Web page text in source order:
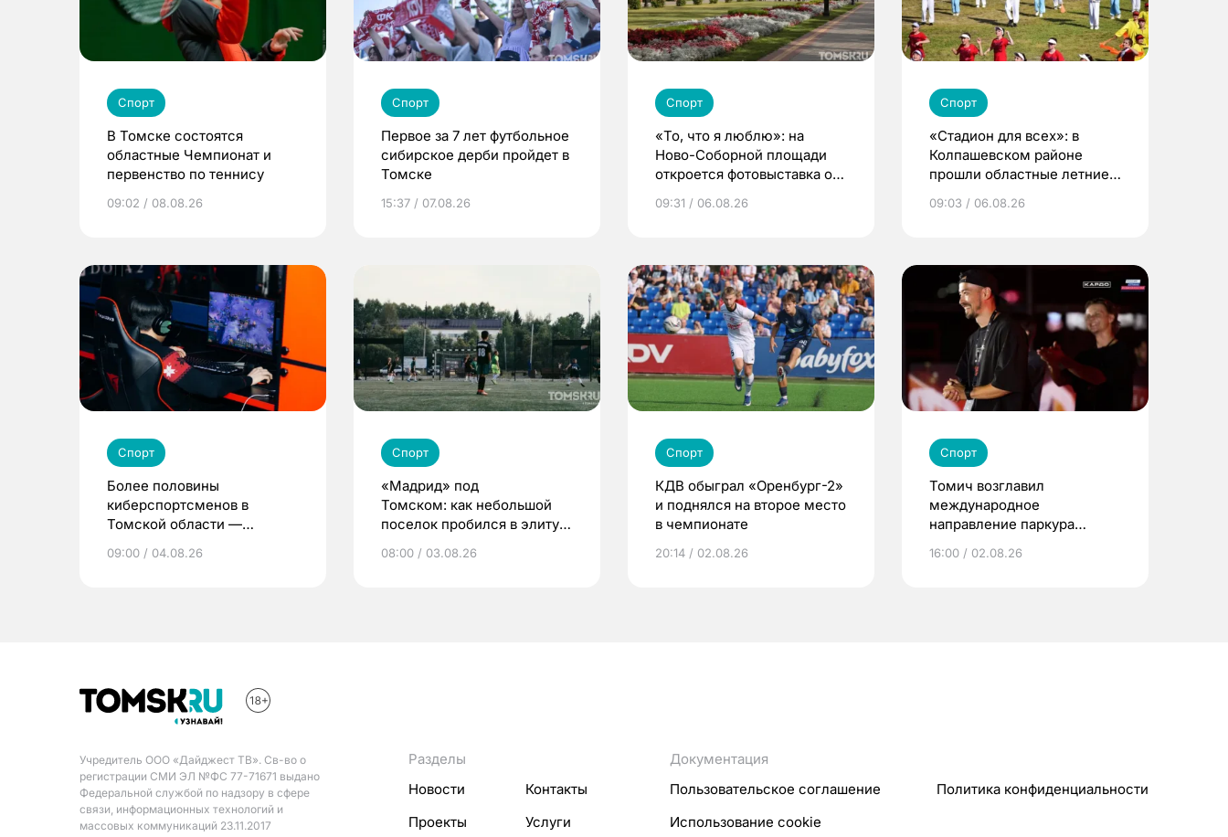
Спорт
В Томске состоятся
областные Чемпионат и
первенство по теннису
09:02 / 08.08.26
Спорт
Первое за 7 лет футбольное
сибирское дерби пройдет в
Томске
15:37 / 07.08.26
Спорт
«То, что я люблю»: на
Ново-Соборной площади
откроется фотовыставка о
09:31 / 06.08.26
Спорт
«Стадион для всех»: в
Колпашевском районе
прошли областные летние
09:03 / 06.08.26
Спорт
Более половины
киберспортсменов в
Томской области —
09:00 / 04.08.26
Спорт
«Мадрид» под
Томском: как небольшой
поселок пробился в элиту
08:00 / 03.08.26
Спорт
КДВ обыграл «Оренбург-2»
и поднялся на второе место
в чемпионате
20:14 / 02.08.26
Спорт
Томич возглавил
международное
направление паркура
16:00 / 02.08.26
Учредитель ООО «Дайджест ТВ». Св-во о
регистрации СМИ ЭЛ №ФС 77-71671 выдано
Федеральной службой по надзору в сфере
связи, информационных технологий и
массовых коммуникаций 23.11.2017
Разделы
Новости
Контакты
Проекты
Услуги
Документация
Пользовательское соглашение
Политика конфиденциальности
Использование cookie